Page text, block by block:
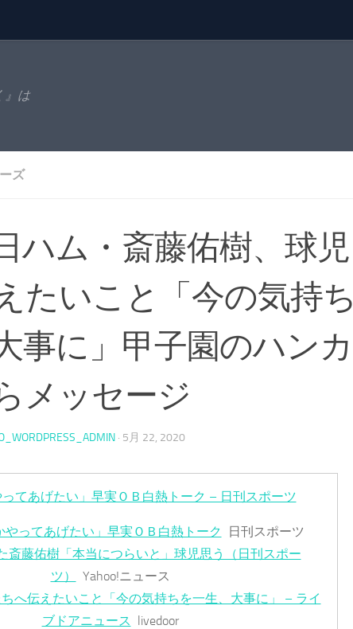
』は
ズ
ハム・斎藤佑樹、球児
たいこと「今の気持ち
事に」甲子園のハンカ
メッセージ
· 5月 22, 2020
てあげたい」早実ＯＢ白熱トーク – 日刊スポーツ
やってあげたい」早実ＯＢ白熱トーク
日刊スポーツ
斎藤佑樹「本当につらいと」球児思う（日刊スポー
ツ）
Yahoo!ニュース
へ伝えたいこと「今の気持ちを一生、大事に」 – ライ
ブドアニュース livedoor